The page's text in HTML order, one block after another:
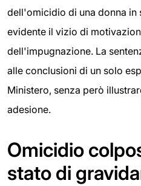
dell'omicidio di una donna in
evidente il vizio di
dell'impugnazione. La
alle conclusioni di un solo
Ministero, senza però
adesione.
Omicidio
stato di